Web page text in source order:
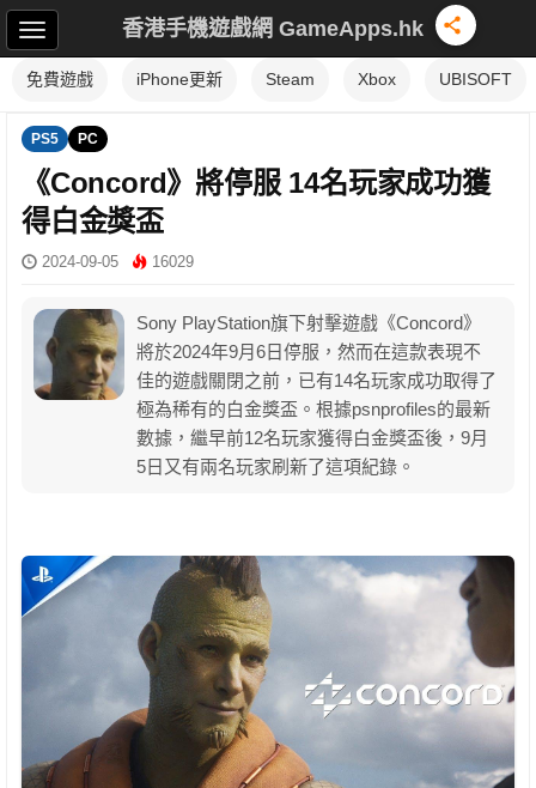
香港手機遊戲網 GameApps.hk
免費遊戲 iPhone更新 Steam Xbox UBISOFT
PS5 PC
《Concord》將停服 14名玩家成功獲
得白金獎盃
2024-09-05 16029
Sony PlayStation旗下射擊遊戲《Concord》
將於2024年9月6日停服，然而在這款表現不
佳的遊戲關閉之前，已有14名玩家成功取得了
極為稀有的白金獎盃。根據psnprofiles的最新
數據，繼早前12名玩家獲得白金獎盃後，9月
5日又有兩名玩家刷新了這項紀錄。